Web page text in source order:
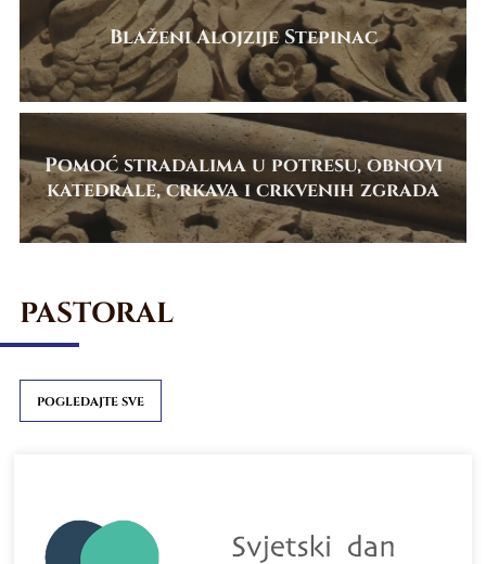
Blaženi Alojzije Stepinac
Pomoć stradalima u potresu, obnovi
katedrale, crkava i crkvenih zgrada
PASTORAL
POGLEDAJTE SVE